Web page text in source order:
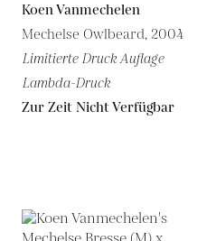
Koen Vanmechelen
Mechelse Owlbeard, 2004
Limitierte Druck Auflage
Lambda-Druck
Zur Zeit Nicht Verfügbar